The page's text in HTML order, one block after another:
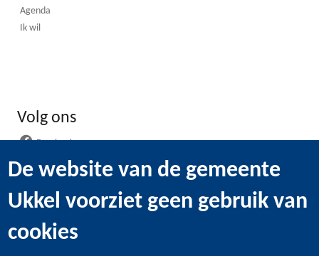
Agenda
Ik wil
Volg ons
Facebook
Instagram
WhatsApp
De website van de gemeente
Ukkel voorziet geen gebruik van
cookies